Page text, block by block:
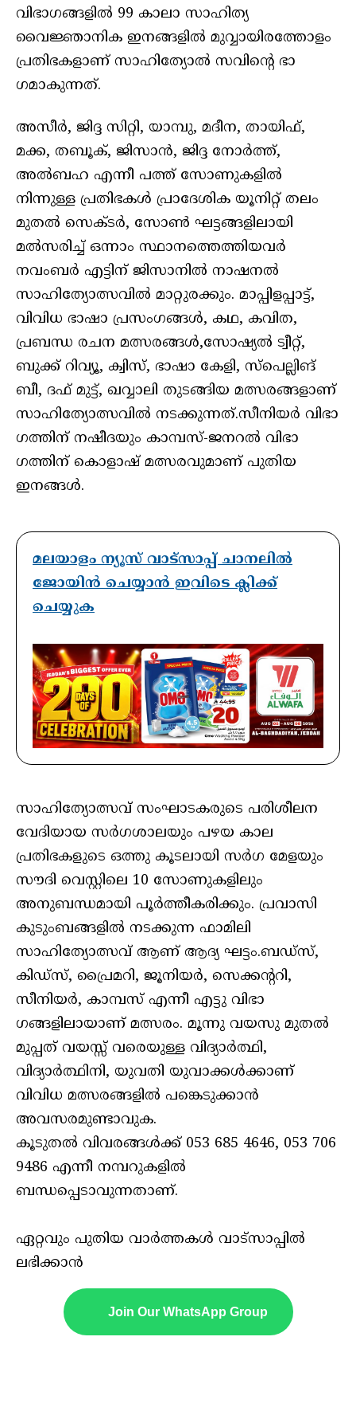
വിഭാഗങ്ങളിൽ 99 കാലാ സാഹിത്യ
വൈജ്ഞാനിക ഇനങ്ങളിൽ മുവ്വായിരത്തോളം
പ്രതിഭകളാണ് സാഹിത്യോൽ സവിന്റെ ഭാ​
ഗമാകുന്നത്.
അസീർ, ജിദ്ദ സിറ്റി, യാമ്പു, മദീന, തായിഫ്,
മക്ക, തബൂക്, ജിസാൻ, ജിദ്ദ നോർത്ത്,
അൽബഹ എന്നീ പത്ത് സോണുകളിൽ
നിന്നുള്ള പ്രതിഭകൾ പ്രാദേശിക യൂനിറ്റ്‌ തലം
മുതൽ സെക്ടർ, സോൺ ഘട്ടങ്ങളിലായി
മൽസരിച്ച്‌ ഒന്നാം സ്ഥാനത്തെത്തിയവർ
നവംബർ എട്ടിന് ജിസാനിൽ നാഷനൽ
സാഹിത്യോത്സവിൽ മാറ്റുരക്കും. മാപ്പിളപ്പാട്ട്,
വിവിധ ഭാഷാ പ്രസംഗങ്ങൾ, കഥ, കവിത,
പ്രബന്ധ രചന മത്സരങ്ങൾ,സോഷ്യൽ ട്വീറ്റ്,
ബുക്ക്‌ റിവ്യൂ, ക്വിസ്, ഭാഷാ കേളി, സ്പെല്ലിങ്
ബീ, ദഫ് മുട്ട്, ഖവ്വാലി തുടങ്ങിയ മത്സരങ്ങളാണ്
സാഹിത്യോത്സവിൽ നടക്കുന്നത്.സീനിയർ വിഭാ​
ഗത്തിന് നഷീദയും കാമ്പസ്-ജനറൽ വിഭാ​
ഗത്തിന് കൊളാഷ് മത്സരവുമാണ് പുതിയ
ഇനങ്ങൾ.
മലയാളം ന്യൂസ് വാട്സാപ്പ് ചാനലിൽ
ജോയിൻ ചെയ്യാൻ ഇവിടെ ക്ലിക്ക്
ചെയ്യുക
സാഹിത്യോത്സവ് സംഘാടകരുടെ പരിശീലന
വേദിയായ സർ​ഗശാലയും പഴയ കാല
പ്രതിഭകളുടെ ഒത്തു കൂടലായി സർഗ മേളയും
സൗദി വെസ്റ്റിലെ 10 സോണുകളിലും
അനുബന്ധമായി പൂർത്തീകരിക്കും. പ്രവാസി
കുടുംബങ്ങളിൽ നടക്കുന്ന ഫാമിലി
സാഹിത്യോത്സവ് ആണ് ആദ്യ ഘട്ടം.ബഡ്സ്,
കിഡ്സ്, പ്രൈമറി, ജൂനിയർ, സെക്കന്ററി,
സീനിയർ, കാമ്പസ് എന്നീ എട്ടു വിഭാ​
ഗങ്ങളിലായാണ് മത്സരം. മൂന്നു വയസു മുതൽ
മുപ്പത്‌ വയസ്സ്‌ വരെയുള്ള വിദ്യാർത്ഥി,
വിദ്യാർത്ഥിനി, യുവതി യുവാക്കൾക്കാണ്
വിവിധ മത്സരങ്ങളിൽ പങ്കെടുക്കാൻ
അവസരമുണ്ടാവുക.
കൂടുതൽ വിവരങ്ങൾക്ക് 053 685 4646, 053 706
9486 എന്നീ നമ്പറുകളിൽ
ബന്ധപ്പെടാവുന്നതാണ്.
ഏറ്റവും പുതിയ വാർത്തകൾ വാട്സാപ്പിൽ
ലഭിക്കാൻ
Join Our WhatsApp Group